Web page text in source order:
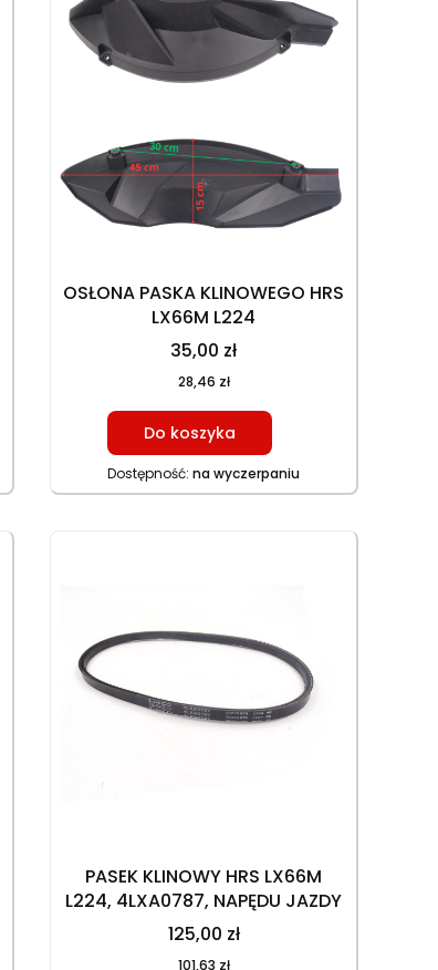
OSŁONA PASKA KLINOWEGO HRS
LX66M L224
35,00 zł
28,46 zł
Do koszyka
Dostępność:na wyczerpaniu
PASEK KLINOWY HRS LX66M
L224, 4LXA0787, NAPĘDU JAZDY
125,00 zł
101,63 zł